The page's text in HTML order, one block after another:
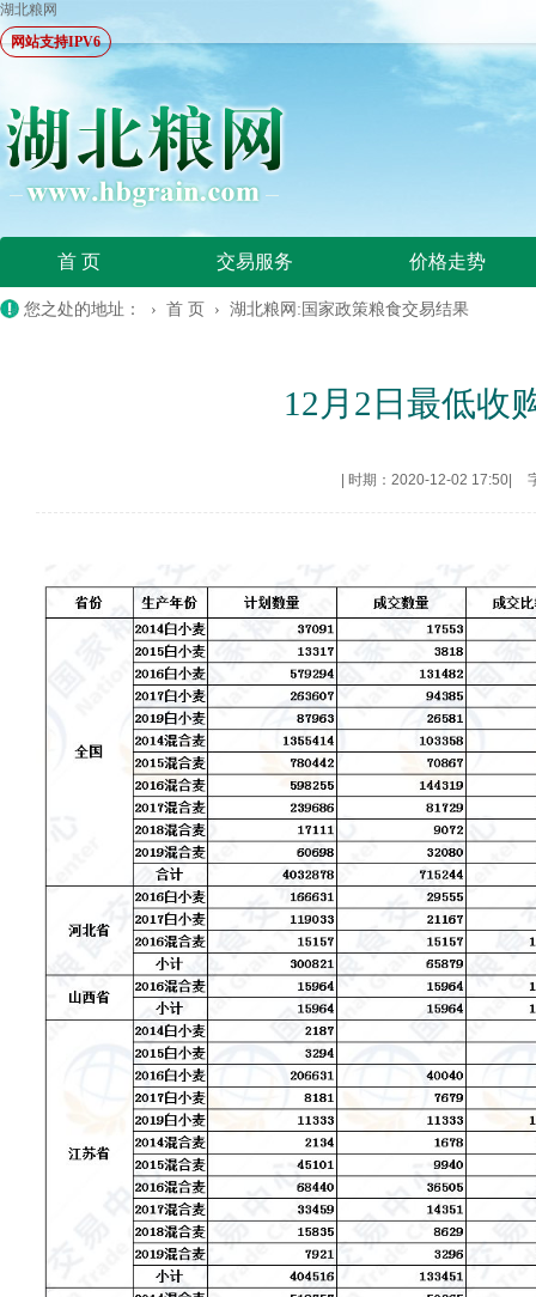
湖北粮网
网站支持IPV6
首 页 交易服务 价格走势
您之处的地址： › 首 页 › 湖北粮网:国家政策粮食交易结果
12月2日最低收
时期：2020-12-02 17:50